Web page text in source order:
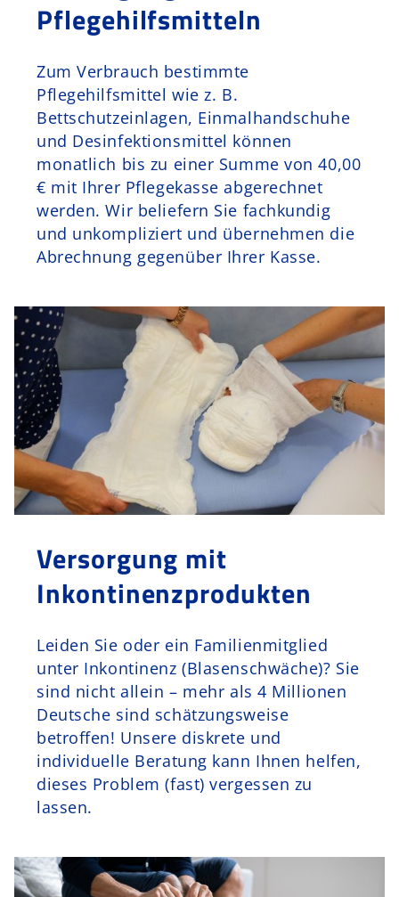
Pflegehilfsmitteln
Zum Verbrauch bestimmte
Pflegehilfsmittel wie z. B.
Bettschutzeinlagen, Einmalhandschuhe
und Desinfektionsmittel können
monatlich bis zu einer Summe von 40,00
€ mit Ihrer Pflegekasse abgerechnet
werden. Wir beliefern Sie fachkundig
und unkompliziert und übernehmen die
Abrechnung gegenüber Ihrer Kasse.
Versorgung mit
Inkontinenzprodukten
Leiden Sie oder ein Familienmitglied
unter Inkontinenz (Blasenschwäche)? Sie
sind nicht allein – mehr als 4 Millionen
Deutsche sind schätzungsweise
betroffen! Unsere diskrete und
individuelle Beratung kann Ihnen helfen,
dieses Problem (fast) vergessen zu
lassen.